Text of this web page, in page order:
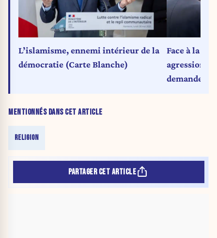
MENTIONNÉS DANS CET ARTICLE
RELIGION
L’islamisme, ennemi intérieur de la
démocratie (Carte Blanche)
Face à la
agressions,
demandent
PARTAGER CET ARTICLE